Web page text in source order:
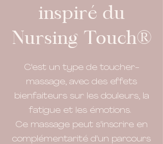
inspiré du
Nursing Touch®
C'est un type de toucher-
massage, avec des effets
bienfaiteurs sur les douleurs, la
fatigue et les émotions.
Ce massage peut s'inscrire en
complémentarité d'un parcours